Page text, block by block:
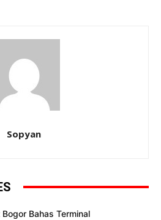
Sopyan
Bogor Bahas Terminal